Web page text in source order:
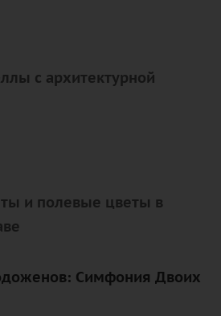
с архитектурной
и полевые цветы в
Симфония Двоих